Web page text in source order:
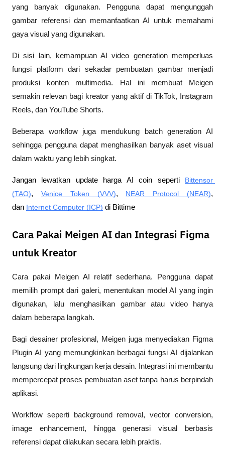
yang banyak digunakan. Pengguna dapat mengunggah
gambar referensi dan memanfaatkan AI untuk memahami
gaya visual yang digunakan.
Di sisi lain, kemampuan AI video generation memperluas
fungsi platform dari sekadar pembuatan gambar menjadi
produksi konten multimedia. Hal ini membuat Meigen
semakin relevan bagi kreator yang aktif di TikTok, Instagram
Reels, dan YouTube Shorts.
Beberapa workflow juga mendukung batch generation AI
sehingga pengguna dapat menghasilkan banyak aset visual
dalam waktu yang lebih singkat.
Jangan lewatkan update harga AI coin seperti Bittensor
(TAO), Venice Token (VVV), NEAR Protocol (NEAR),
dan Internet Computer (ICP) di Bittime
Cara Pakai Meigen AI dan Integrasi Figma
untuk Kreator
Cara pakai Meigen AI relatif sederhana. Pengguna dapat
memilih prompt dari galeri, menentukan model AI yang ingin
digunakan, lalu menghasilkan gambar atau video hanya
dalam beberapa langkah.
Bagi desainer profesional, Meigen juga menyediakan Figma
Plugin AI yang memungkinkan berbagai fungsi AI dijalankan
langsung dari lingkungan kerja desain. Integrasi ini membantu
mempercepat proses pembuatan aset tanpa harus berpindah
aplikasi.
Workflow seperti background removal, vector conversion,
image enhancement, hingga generasi visual berbasis
referensi dapat dilakukan secara lebih praktis.